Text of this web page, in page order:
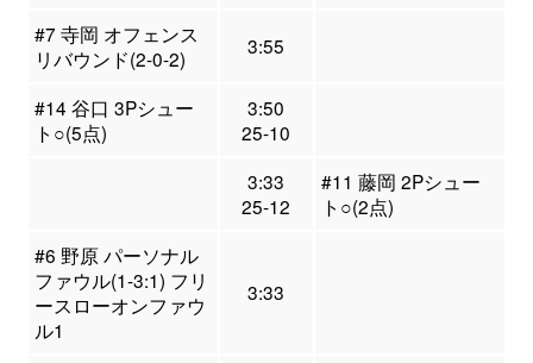
#7 寺岡 オフェンス
リバウンド(2-0-2)
3:55
#14 谷口 3Pシュー
ト○(5点)
3:50
25-10
3:33
25-12
#11 藤岡 2Pシュー
ト○(2点)
#6 野原 パーソナル
ファウル(1-3:1) フリ
ースローオンファウ
ル1
3:33